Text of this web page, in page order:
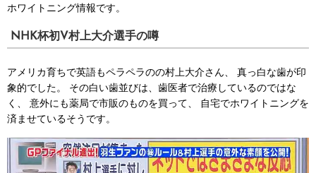
ホワイトニング情報です。
NHK杯初V村上大介選手の噂
アメリカ育ちで英語もペラペラのの村上大介さん、
真っ白な歯が印
象的でした。
その白い歯並びは、歯医者で治療しているのではな
く、
意外にも薬局で市販のものを買って、
自宅でホワイトニングを
済ませているそうです。